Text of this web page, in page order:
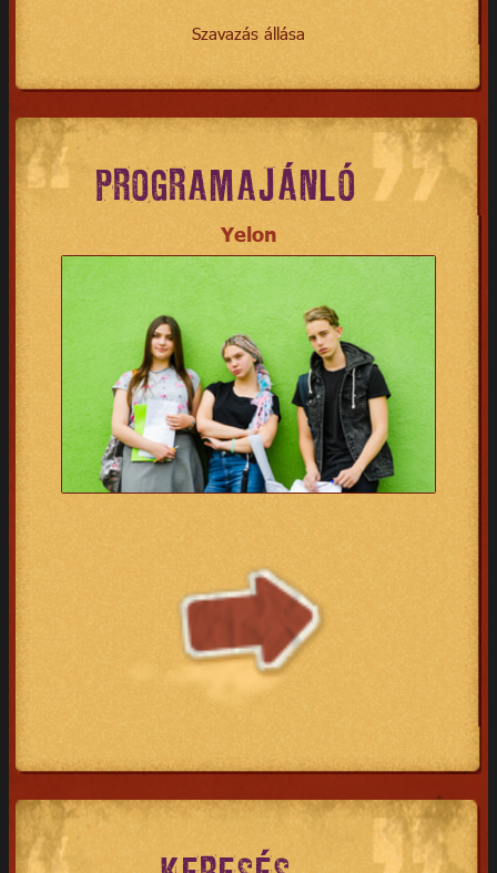
Szavazás állása
PROGRAMAJÁNLÓ
Yelon